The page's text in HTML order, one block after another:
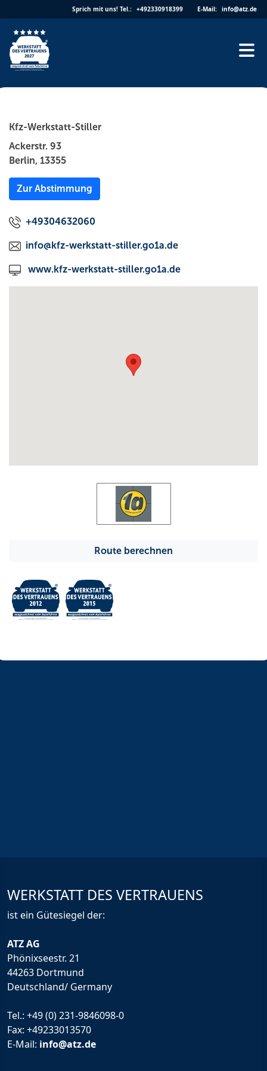
to
content
Sprich mit uns! Tel.: +492330918399 E-Mail: info@atz.de
Kfz-Werkstatt-Stiller
Ackerstr. 93
Berlin, 13355
Zur Abstimmung
+49304632060
info@kfz-werkstatt-stiller.go1a.de
www.kfz-werkstatt-stiller.go1a.de
Route berechnen
WERKSTATT DES VERTRAUENS
ist ein Gütesiegel der:
ATZ AG
Phönixseestr. 21
44263 Dortmund
Deutschland/ Germany
Tel.: +49 (0) 231-9846098-0
Fax: +49233013570
E-Mail: info@atz.de